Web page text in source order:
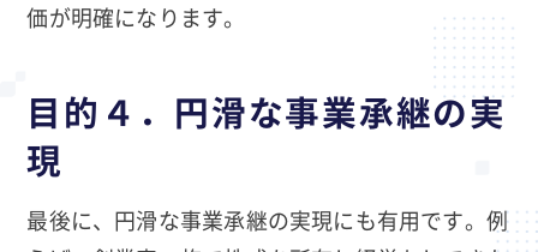
価が明確になります。
目的４．円滑な事業承継の実
現
最後に、円滑な事業承継の実現にも有用です。例